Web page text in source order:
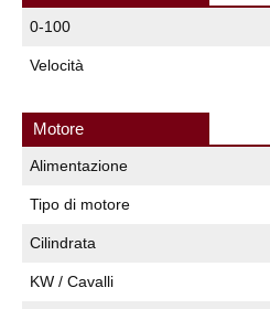
0-100
Velocità
Motore
Alimentazione
Tipo di motore
Cilindrata
KW / Cavalli